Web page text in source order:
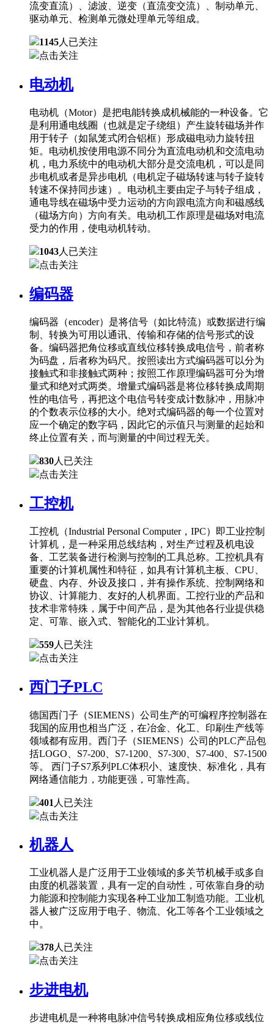
流变直流）、滤波、逆变（直流变交流）、制动单元、
驱动单元、检测单元微处理单元等组成。
1145人已关注
点击关注
电动机
电动机（Motor）是把电能转换成机械能的一种设备。它
是利用通电线圈（也就是定子绕组）产生旋转磁场并作
用于转子（如鼠笼式闭合铝框）形成磁电动力旋转扭
矩。电动机按使用电源不同分为直流电动机和交流电动
机，电力系统中的电动机大部分是交流电机，可以是同
步电机或者是异步电机（电机定子磁场转速与转子旋转
转速不保持同步速）。电动机主要由定子与转子组成，
通电导线在磁场中受力运动的方向跟电流方向和磁感线
（磁场方向）方向有关。电动机工作原理是磁场对电流
受力的作用，使电动机转动。
1043人已关注
点击关注
编码器
编码器（encoder）是将信号（如比特流）或数据进行编
制、转换为可用以通讯、传输和存储的信号形式的设
备。编码器把角位移或直线位移转换成电信号，前者称
为码盘，后者称为码尺。按照读出方式编码器可以分为
接触式和非接触式两种；按照工作原理编码器可分为增
量式和绝对式两类。增量式编码器是将位移转换成周期
性的电信号，再把这个电信号转变成计数脉冲，用脉冲
的个数表示位移的大小。绝对式编码器的每一个位置对
应一个确定的数字码，因此它的示值只与测量的起始和
终止位置有关，而与测量的中间过程无关。
830人已关注
点击关注
工控机
工控机（Industrial Personal Computer，IPC）即工业控制
计算机，是一种采用总线结构，对生产过程及机电设
备、工艺装备进行检测与控制的工具总称。工控机具有
重要的计算机属性和特征，如具有计算机主板、CPU、
硬盘、内存、外设及接口，并有操作系统、控制网络和
协议、计算能力、友好的人机界面。工控行业的产品和
技术非常特殊，属于中间产品，是为其他各行业提供稳
定、可靠、嵌入式、智能化的工业计算机。
559人已关注
点击关注
西门子PLC
德国西门子（SIEMENS）公司生产的可编程序控制器在
我国的应用也相当广泛，在冶金、化工、印刷生产线等
领域都有应用。西门子（SIEMENS）公司的PLC产品包
括LOGO、S7-200、S7-1200、S7-300、S7-400、S7-1500
等。 西门子S7系列PLC体积小、速度快、标准化，具有
网络通信能力，功能更强，可靠性高。
401 人已关注
点击关注
机器人
工业机器人是广泛用于工业领域的多关节机械手或多自
由度的机器装置，具有一定的自动性，可依靠自身的动
力能源和控制能力实现各种工业加工制造功能。工业机
器人被广泛应用于电子、物流、化工等各个工业领域之
中。
378人已关注
点击关注
步进电机
步进电机是一种将电脉冲信号转换成相应角位移或线位